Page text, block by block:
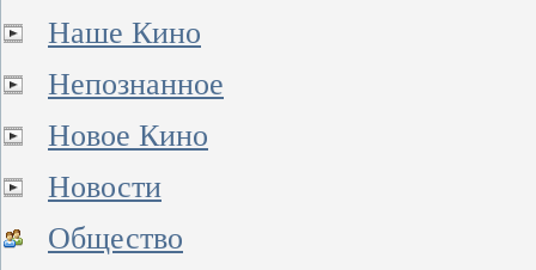
Наше Кино
Непознанное
Новое Кино
Новости
Общество